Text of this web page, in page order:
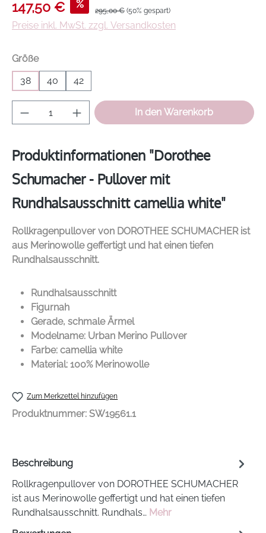
147,50 € % Regulärer Preis:
295,00 € (50% gespart)
Preise inkl. MwSt. zzgl. Versandkosten
Größeauswählen
38
40 42
Produkt Anzahl: Gib den gewünschten
In den Warenkorb
Produktinformationen "Dorothee
Schumacher - Pullover mit
Rundhalsausschnitt camellia white"
Rollkragenpullover von DOROTHEE SCHUMACHERist
aus Merinowolle geffertigt und hat einen tiefen
Rundhalsausschnitt.
Rundhalsausschnitt
Figurnah
Gerade, schmale Ärmel
Modelname: Urban Merino Pullover
Farbe: camellia white
Material: 100% Merinowolle
PRODUCT DETAI
Zum Merkzettel hinzufügen
Produktnummer: SW19561.1
Beschreibung
Rollkragenpullover von DOROTHEE SCHUMACHER
ist aus Merinowolle geffertigt und hat einen tiefen
Rundhalsausschnitt. Rundhals… Mehr